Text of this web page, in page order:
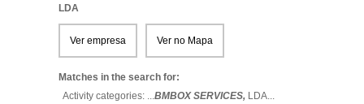
LDA
Ver empresa Ver no Mapa
Matches in the search for:
Activity categories: ...BMBOX SERVICES, LDA...